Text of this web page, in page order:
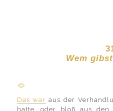
Wem
Das war aus der
hatte, oder bloß aus